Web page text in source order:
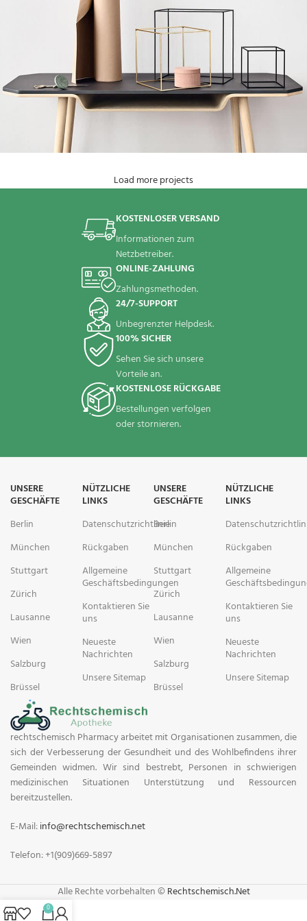
Kitchen
Leo uteu ullamcorperLoad more projects
KOSTENLOSER VERSAND
Informationen zum
Netzbetreiber.
ONLINE-ZAHLUNG
Zahlungsmethoden.
24/7-SUPPORT
Unbegrenzter Helpdesk.
100% SICHER
Sehen Sie sich unsere
Vorteile an.
KOSTENLOSE RÜCKGABE
Bestellungen verfolgen
oder stornieren.
UNSERE
GESCHÄFTE
Berlin
München
Stuttgart
Zürich
Lausanne
Wien
Salzburg
Brüssel
NÜTZLICHE
LINKS
Datenschutzrichtlinie
Rückgaben
Allgemeine
Geschäftsbedingungen
Kontaktieren Sie
uns
Neueste
Nachrichten
Unsere Sitemap
UNSERE
GESCHÄFTE
Berlin
München
Stuttgart
Zürich
Lausanne
Wien
Salzburg
Brüssel
NÜTZLICHE
LINKS
Rückgaben
Allgemeine
Kontaktieren Sie
uns
Neueste
Nachrichten
Unsere Sitemap
rechtschemisch Pharmacy arbeitet mit Organisationen zusammen, die
sich der Verbesserung der Gesundheit und des Wohlbefindens ihrer
Gemeinden widmen. Wir sind bestrebt, Personen in schwierigen
medizinischen Situationen Unterstützung und Ressourcen
bereitzustellen.
E-Mail:info@rechtschemisch.net
Telefon: +1(909)669-5897
Alle Rechte vorbehalten ©Rechtschemisch.Net
0